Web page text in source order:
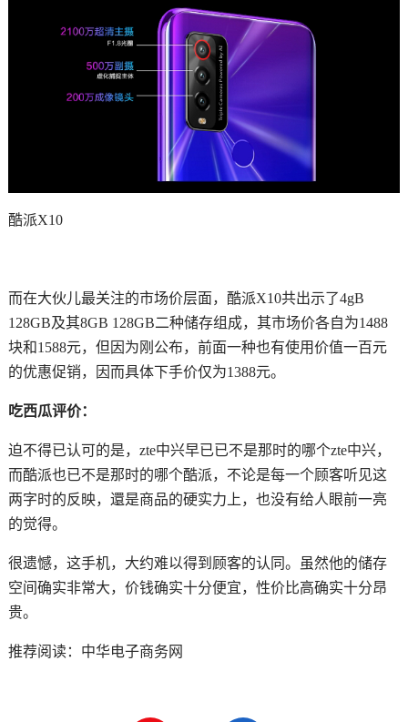
酷派X10
而在大伙儿最关注的市场价层面，酷派X10共出示了4gB
128GB及其8GB 128GB二种储存组成，其市场价各自为1488
块和1588元，但因为刚公布，前面一种也有使用价值一百元
的优惠促销，因而具体下手价仅为1388元。
吃西瓜评价：
迫不得已认可的是，zte中兴早已已不是那时的哪个zte中兴，
而酷派也已不是那时的哪个酷派，不论是每一个顾客听见这
两字时的反映，還是商品的硬实力上，也没有给人眼前一亮
的觉得。
很遗憾，这手机，大约难以得到顾客的认同。虽然他的储存
空间确实非常大，价钱确实十分便宜，性价比高确实十分昂
贵。
推荐阅读： 中华电子商务网